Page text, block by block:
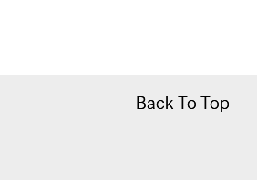
Back To Top
Back To Top